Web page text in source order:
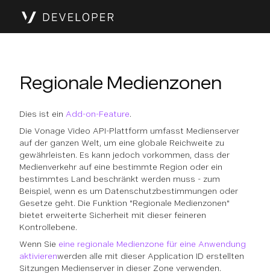
Regionale Medienzonen
Dies ist ein Add-on-Feature.
Die Vonage Video API-Plattform umfasst Medienserver
auf der ganzen Welt, um eine globale Reichweite zu
gewährleisten. Es kann jedoch vorkommen, dass der
Medienverkehr auf eine bestimmte Region oder ein
bestimmtes Land beschränkt werden muss - zum
Beispiel, wenn es um Datenschutzbestimmungen oder
Gesetze geht. Die Funktion "Regionale Medienzonen"
bietet erweiterte Sicherheit mit dieser feineren
Kontrollebene.
Wenn Sie eine regionale Medienzone für eine Anwendung
aktivierenwerden alle mit dieser Application ID erstellten
Sitzungen Medienserver in dieser Zone verwenden.